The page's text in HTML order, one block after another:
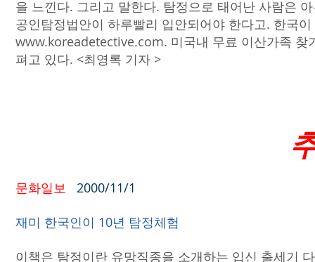
을 느낀다. 그리고 말한다. 탐정으로 태어난 사람은
공인탐정법안이 하루빨리 입안되어야 한다고. 한국
www.koreadetective.com. 미국내 무료 이산가족 찾
펴고 있다. <최영록 기자 >
문화일보 2000/11/1
재미 한국인이 10년 탐정체험
이책은 탐정이란 유망직종을 소개하는 입신 출세기